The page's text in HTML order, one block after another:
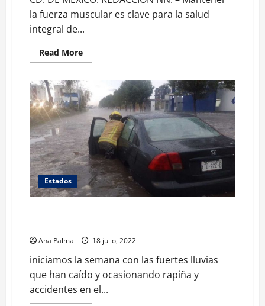
la fuerza muscular es clave para la salud
integral de...
Read MoreRead
more
músculos
fuertes
es
vital
para
la
salud
integral
de
los
adultos
mayores
Estados
Ana Palma 18 julio, 2022
iniciamos la semana con las fuertes lluvias
que han caído y ocasionando rapiña y
accidentes en el...